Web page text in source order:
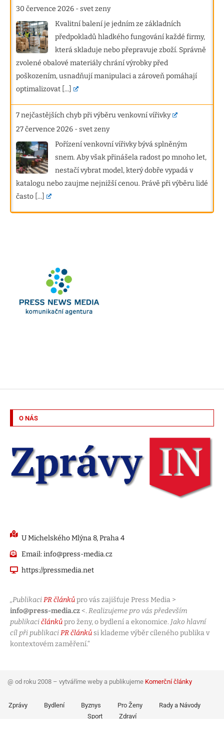
30 července 2026 -svet zeny
Kvalitní balení je jedním ze základních
předpokladů hladkého fungování každé firmy,
která skladuje nebo přepravuje zboží. Správně
zvolené obalové materiály chrání výrobky před
poškozením, usnadňují manipulaci a zároveň pomáhají
optimalizovat [...]
7 nejčastějších chyb při výběru venkovní vířivky
27 července 2026 -svet zeny
Pořízení venkovní vířivky bývá splněným
snem. Aby však přinášela radost po mnoho let,
nestačí vybrat model, který dobře vypadá v
katalogu nebo zaujme nejnižší cenou. Právě při výběru lidé
často [...]
O NÁS
U Michelského Mlýna 8, Praha 4
Email: info@press-media.cz
https://pressmedia.net
„PublikaciPR článkůpro vás zajišťuje Press Media >
info@press-media.cz <. Realizujeme pro vás především
publikacičlánkůpro ženy, o bydlení a ekonomice. Jako hlavní
cíl při publikaciPR článků si klademe výběr cíleného publika v
kontextovém zaměření.“
@ od roku 2008 – vytváříme weby a publikujeme Komerční články
Zprávy Bydlení Byznys Pro Ženy
Rady a Návody
Sport
Zdraví